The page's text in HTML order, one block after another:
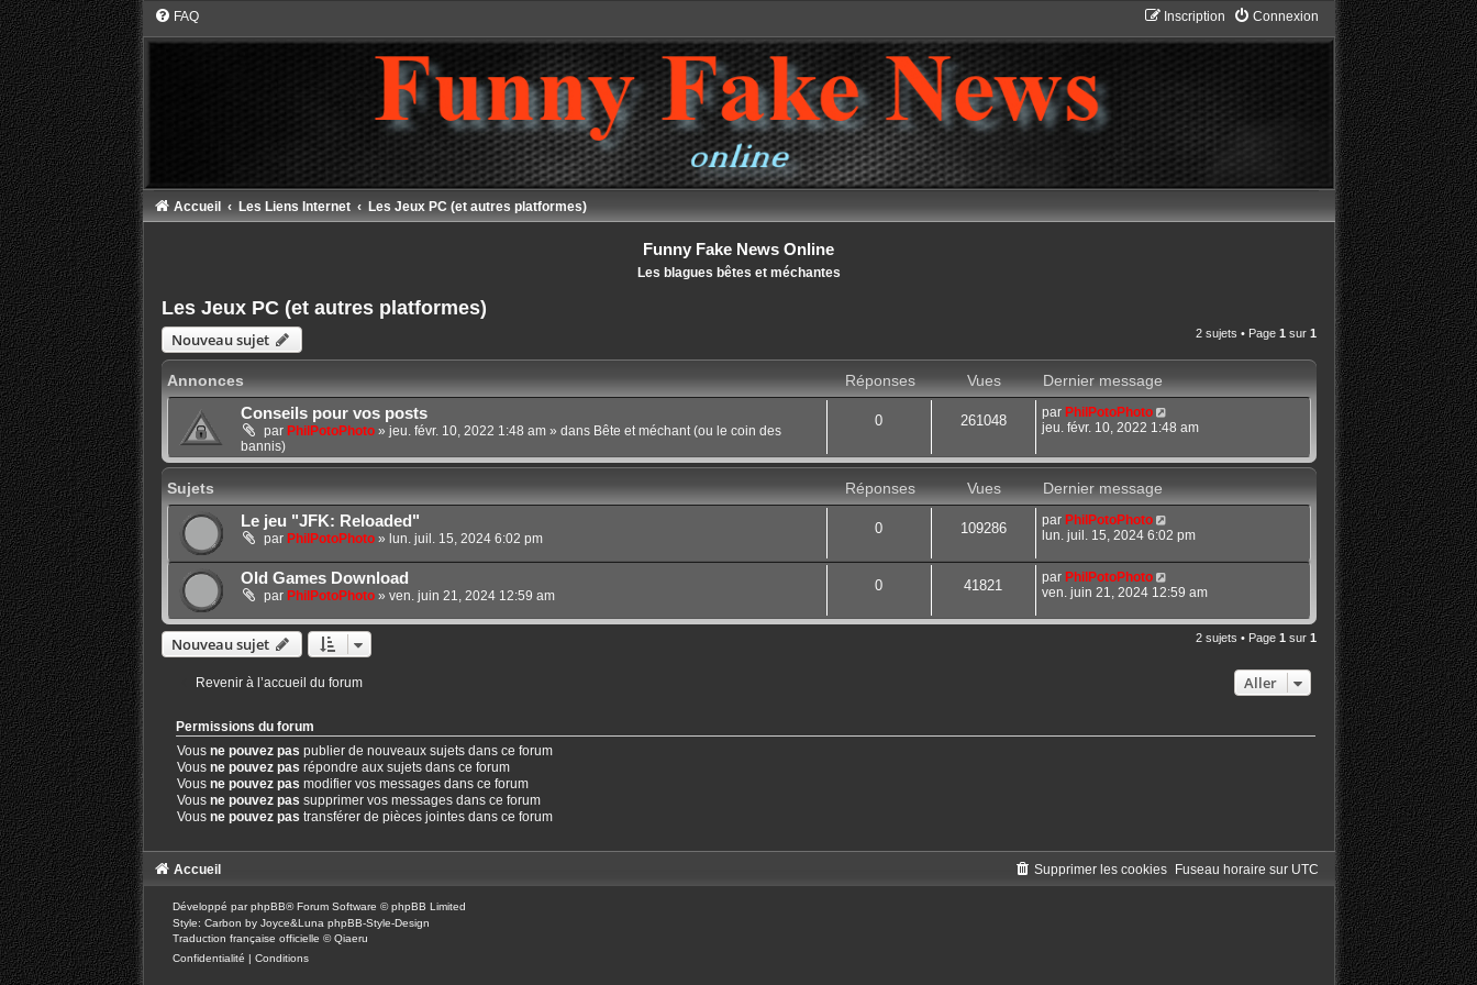
FAQ Connexion
Inscription
Accueil Les Liens Internet Les Jeux PC (et autres platformes)
Funny Fake News Online
Les blagues bêtes et méchantes
Les Jeux PC (et autres platformes)
Nouveau sujet 2 sujets • Page 1 sur 1
Annonces Réponses Vues
Dernier message
Conseils pour vos posts
par PhilPotoPhoto» jeu. févr. 10, 2022 1:48 am» dans Bête et méchant (ou le coin des
bannis)
0 261048 par PhilPotoPhoto
jeu. févr. 10, 2022 1:48 am
Sujets Réponses Vues
Dernier message
Le jeu "JFK: Reloaded"
par PhilPotoPhoto» lun. juil. 15, 2024 6:02 pm
0 109286 par PhilPotoPhoto
lun. juil. 15, 2024 6:02 pm
Old Games Download
par PhilPotoPhoto» ven. juin 21, 2024 12:59 am
0 41821 par PhilPotoPhoto
ven. juin 21, 2024 12:59 am
Nouveau sujet 2 sujets • Page 1 sur 1
Revenir à l’accueil du forum Aller
Permissions du forum
Vous ne pouvez pas publier de nouveaux sujets dans ce forum
Vous ne pouvez pas répondre aux sujets dans ce forum
Vous ne pouvez pas modifier vos messages dans ce forum
Vous ne pouvez pas supprimer vos messages dans ce forum
Vous ne pouvez pas transférer de pièces jointes dans ce forum
Accueil Fuseau horaire sur UTC
Supprimer les cookies
Développé parphpBB® Forum Software © phpBB Limited
Style: Carbon by Joyce&Luna phpBB-Style-Design
Traduction française officielle ©Qiaeru
Confidentialité
Conditions